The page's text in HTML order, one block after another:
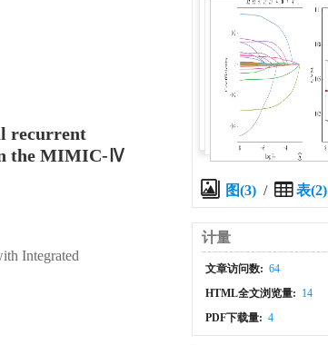
recurrent
the MIMIC-Ⅳ
Integrated
图(3)/ 表(2)
计量
文章访问数: 64
HTML全文浏览量: 14
PDF下载量: 4